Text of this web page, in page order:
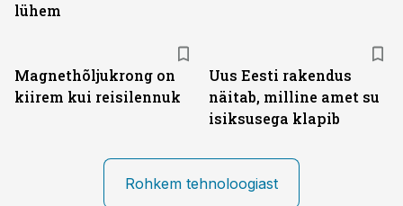
lühem
Magnethõljukrong on
kiirem kui reisilennuk
Uus Eesti rakendus
näitab, milline amet su
isiksusega klapib
Rohkem tehnoloogiast